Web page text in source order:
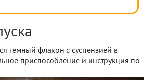
темный флакон с суспензией в
приспособление и инструкция по